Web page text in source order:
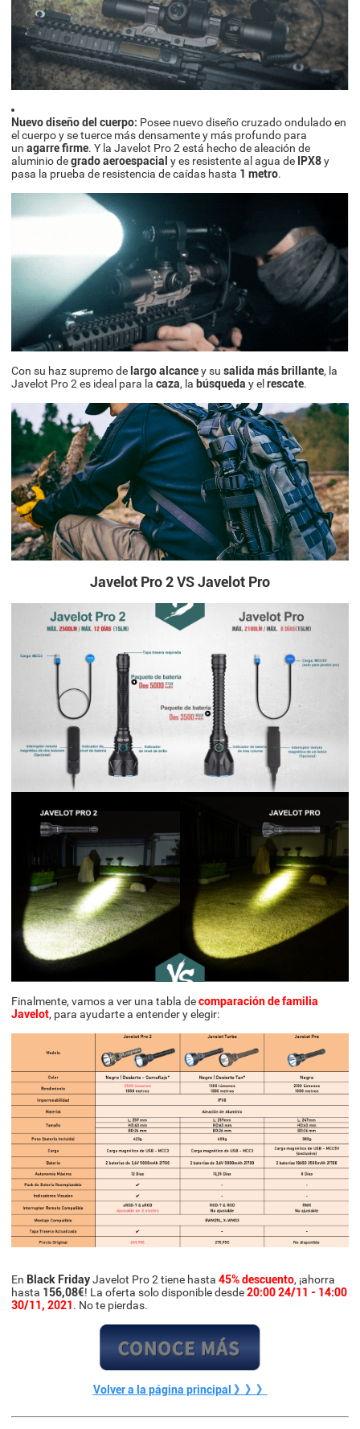
Nuevo diseño del cuerpo: Posee nuevo diseño cruzado ondulado en
el cuerpo y se tuerce más densamente y más profundo para
un agarre firme. Y la Javelot Pro 2 está hecho de aleación de
aluminio degrado aeroespacialy es resistente al agua de IPX8y
pasa la prueba de resistencia de caídas hasta 1 metro.
Con su haz supremo de largo alcancey susalida más brillante, la
Javelot Pro 2 es ideal para lacaza, la búsqueday elrescate.
Javelot Pro 2 VS Javelot Pro
Finalmente, vamos a ver una tabla de comparación de familia
Javelot, para ayudarte a entender y elegir:
En Black FridayJavelot Pro 2 tiene hasta45% descuento, ¡ahorra
hasta 156,08€! La oferta solo disponible desde20:00 24/11 - 14:00
30/11, 2021. No te pierdas.
Volver a la página principal 》》》